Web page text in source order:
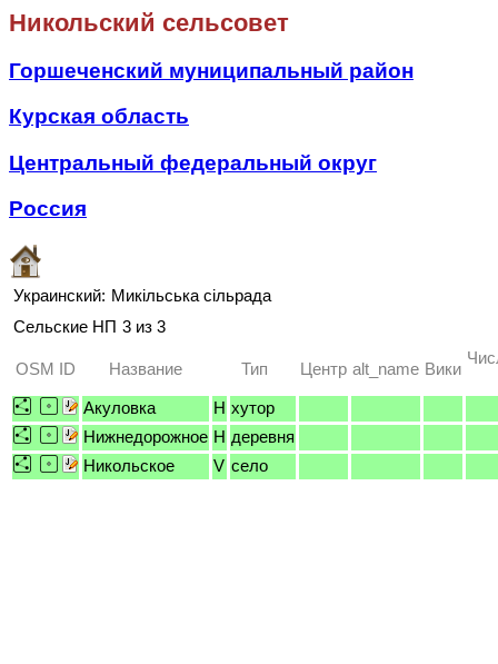
Никольский сельсовет
Горшеченский муниципальный район
Курская область
Центральный федеральный округ
Россия
Украинский: Микільська сільрада
Сельские НП 3 из 3
OSM ID Название Тип Центр alt_name Вики
Акуловка H хутор
Нижнедорожное H деревня
Никольское
V село